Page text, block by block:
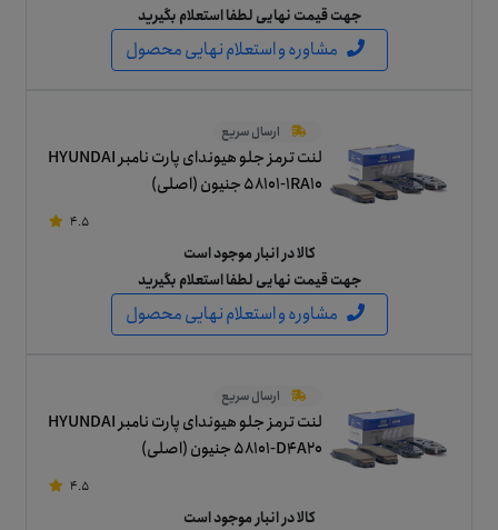
جهت قیمت نهایی لطفا استعلام بگیرید
مشاوره و استعلام نهایی محصول
ارسال سریع
لنت ترمز جلو هیوندای پارت نامبر HYUNDAI
58101-1RA10 جنیون (اصلی)
4.5
کالا در انبار موجود است
جهت قیمت نهایی لطفا استعلام بگیرید
مشاوره و استعلام نهایی محصول
ارسال سریع
لنت ترمز جلو هیوندای پارت نامبر HYUNDAI
58101-D4A20 جنیون (اصلی)
4.5
کالا در انبار موجود است